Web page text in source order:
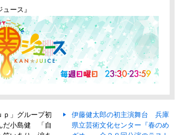
ース』
ｐ」グループ初
だ小島健 「自
伊藤健太郎の初主演舞台 兵庫
県立芸術文化センター『春のめ